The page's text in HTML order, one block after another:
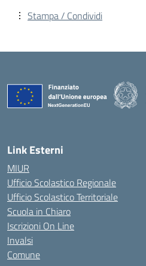
Stampa / Condividi
Link Esterni
MIUR
Ufficio Scolastico Regionale
Ufficio Scolastico Territoriale
Scuola in Chiaro
Iscrizioni On Line
Invalsi
Comune